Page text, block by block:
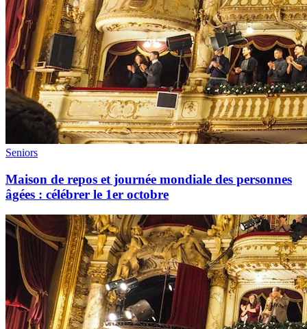
Seniors
Maison de repos et journée mondiale des personnes
âgées : célébrer le 1er octobre